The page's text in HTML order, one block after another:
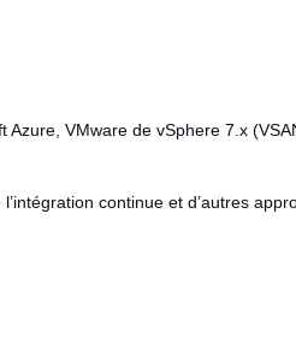
Azure, VMware de vSphere 7.x
continue et d’autres